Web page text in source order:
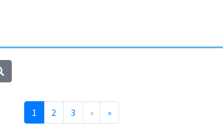
1(current)
2 3 › »